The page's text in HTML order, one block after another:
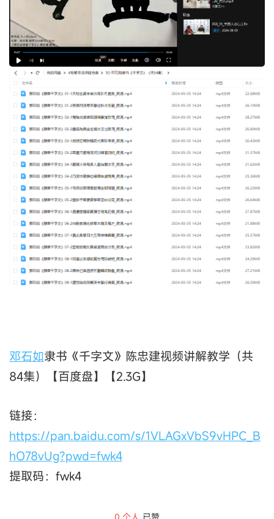
邓石如隶书《千字文》陈忠建视频讲解教学（共
84集）【百度盘】【2.3G】
链接：
https://pan.baidu.com/s/1VLAGxVbS9vHPC_B
hO78vUg?pwd=fwk4
提取码：fwk4